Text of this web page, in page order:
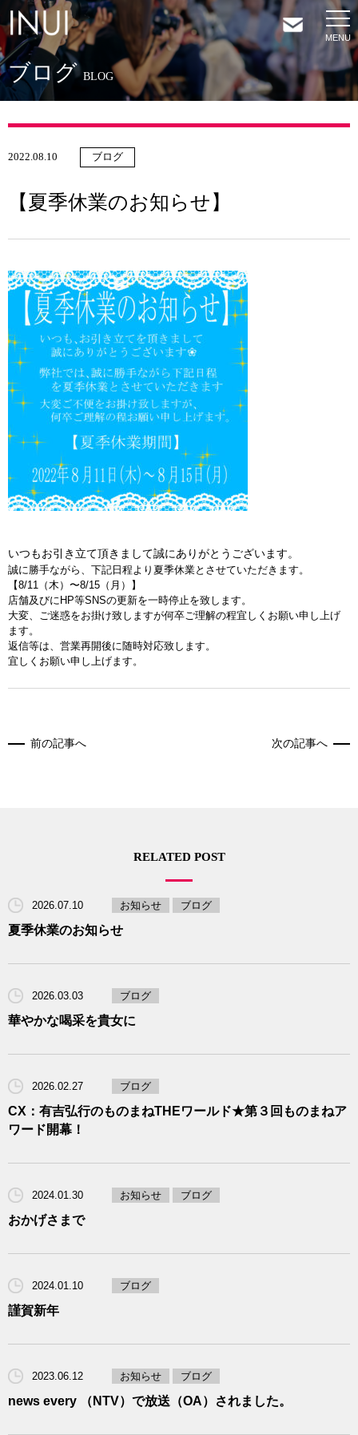
HOME
NEWS
CONTACT
BLOG
ブログ BLOG
【夏季休業のお知らせ】
2022.08.10 ブログ
いつもお引き立て頂きまして誠にありがとうございます。
誠に勝手ながら、下記日程より夏季休業とさせていただきます。
【8/11（木）〜8/15（月）】
店舗及びにHP等SNSの更新を一時停止を致します。
大変、
ご迷惑をお掛け致しますが何卒ご理解の程宜しくお願い申し上げ
ま す。
返信等は、営業再開後に随時対応致します。
宜しくお願い申し上げます。
前の記事へ 次の記事へ
RELATED POST
2026.07.10 お知らせ ブログ
夏季休業のお知らせ
2026.03.03 ブログ
華やかな喝采を貴女に
2026.02.27 ブログ
CX：有吉弘行のものまねTHEワールド★第３回ものまねア
ワード開幕！
2024.01.30 お知らせ ブログ
おかげさまで
2024.01.10 ブログ
謹賀新年
2023.06.12 お知らせ ブログ
news every （NTV）で放送（OA）されました。